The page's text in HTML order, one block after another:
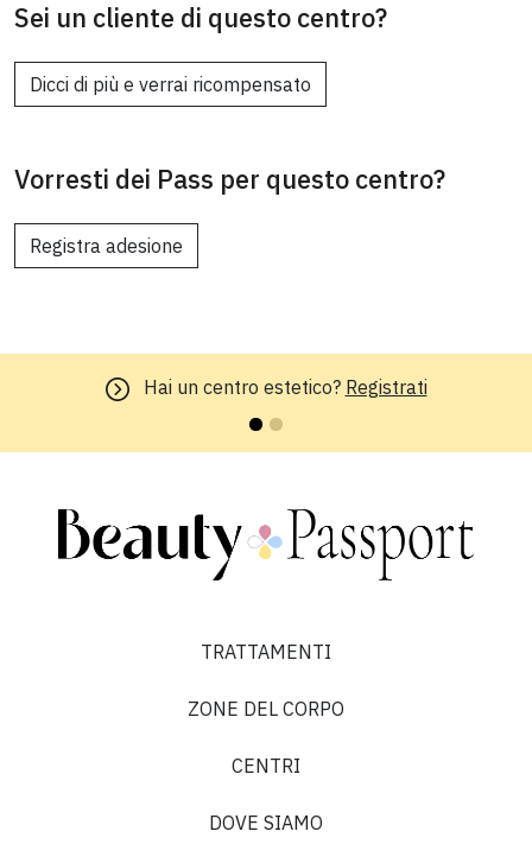
Sei un cliente di questo centro?
Dicci di più e verrai ricompensato
Vorresti dei Pass per questo centro?
Registra adesione
Hai un centro estetico? Registrati
TRATTAMENTI
ZONE DEL CORPO
CENTRI
DOVE SIAMO